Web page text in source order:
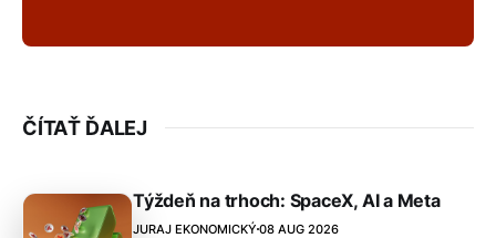
ČÍTAŤ ĎALEJ
Týždeň na trhoch: SpaceX, AI a Meta
JURAJ EKONOMICKÝ 08 AUG 2026